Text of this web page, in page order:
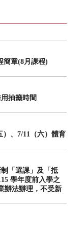
簡章(8月課程)
抽籤時間
）、7/11（六）體育
「選課」及「抵
學年度前入學之
辦法辦理，不受新